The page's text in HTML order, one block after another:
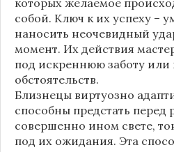
собой. Ключ к их успеху –
наносить неочевидный
момент. Их действия
под искреннюю заботу или
обстоятельств.
Близнецы виртуозно
способны предстать
совершенно ином свете,
под их ожидания. Эта